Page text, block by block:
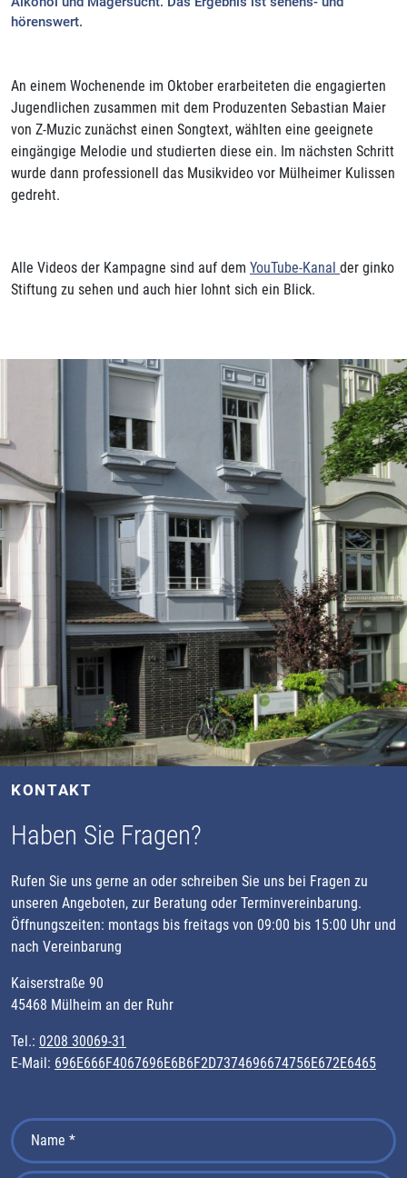
hörenswert.
An einem Wochenende im Oktober erarbeiteten die engagierten
Jugendlichen zusammen mit dem Produzenten Sebastian Maier
von Z-Muzic zunächst einen Songtext, wählten eine geeignete
eingängige Melodie und studierten diese ein. Im nächsten Schritt
wurde dann professionell das Musikvideo vor Mülheimer Kulissen
gedreht.
Alle Videos der Kampagne sind auf dem YouTube-Kanal der ginko
Stiftung zu sehen und auch hier lohnt sich ein Blick.
KONTAKT
Haben Sie Fragen?
Rufen Sie uns gerne an oder schreiben Sie uns bei Fragen zu
unseren Angeboten, zur Beratung oder Terminvereinbarung.
Öffnungszeiten: montags bis freitags von 09:00 bis 15:00 Uhr und
nach Vereinbarung
Kaiserstraße 90
45468 Mülheim an der Ruhr
Tel.: 0208 30069-31
E-Mail: 696E666F4067696E6B6F2D7374696674756E672E6465